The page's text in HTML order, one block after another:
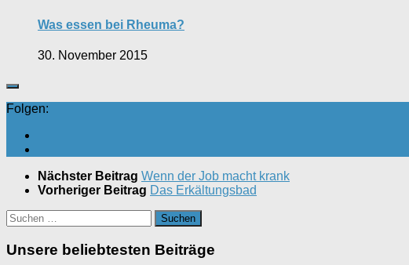
Was essen bei Rheuma?
30. November 2015
Folgen:
Nächster Beitrag Wenn der Job macht krank
Vorheriger Beitrag Das Erkältungsbad
Suchen
nach:
Unsere beliebtesten Beiträge